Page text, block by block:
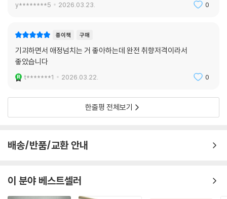
터미널 화장실에 다녀온 엄마는 변기에 이상한 게 들어 있었다며, 머플러
그것은 탯줄조차 떨어지지 않은 무언가의 새끼였다.
--- pp.262-263, 「보석의 마음」 중에서
나는 송 씨가 보는 앞에서 케이스를 열어 보았다. 이모의 왼쪽 발 일부가 형
광등 불빛 아래서 영롱하게 반짝였다.
목이 멜 정도로 아름다웠다.
--- p.271, 「보석의 마음」 중에서
y********5 2026.03.23. 0
종이책 구매
기괴하면서 애정넘치는 거 좋아하는데 완전 취향저격이라서
좋았습니다
t*******1 2026.03.22. 0
한줄평 전체보기
배송/반품/교환 안내
이 분야 베스트셀러